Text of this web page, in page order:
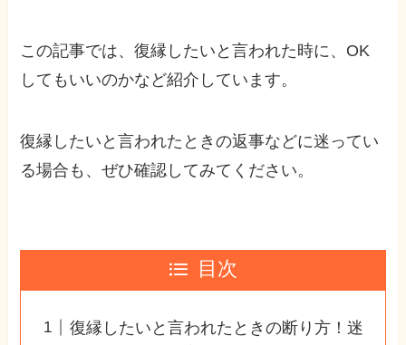
この記事では、復縁したいと言われた時に、OK
してもいいのかなど紹介しています。
復縁したいと言われたときの返事などに迷ってい
る場合も、ぜひ確認してみてください。
目次
復縁したいと言われたときの断り方！迷